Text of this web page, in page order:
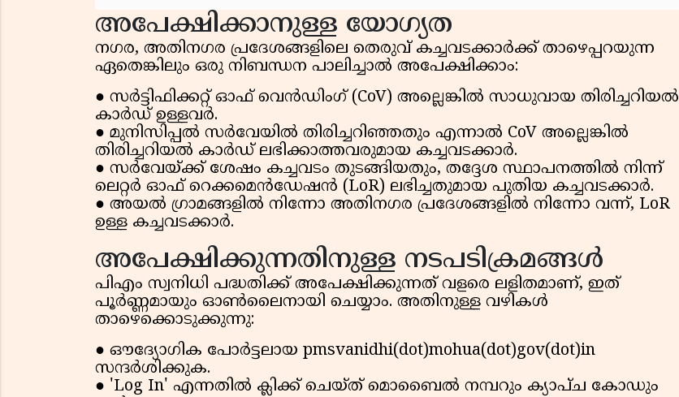
അപേക്ഷിക്കാനുള്ള യോഗ്യത
നഗര, അതിനഗര പ്രദേശങ്ങളിലെ തെരുവ് കച്ചവടക്കാർക്ക് താഴെപ്പറയുന്ന
ഏതെങ്കിലും ഒരു നിബന്ധന പാലിച്ചാൽ അപേക്ഷിക്കാം:
● സർട്ടിഫിക്കറ്റ് ഓഫ് വെൻഡിംഗ് (CoV) അല്ലെങ്കിൽ സാധുവായ തിരിച്ചറിയൽ
കാർഡ് ഉള്ളവർ.
● മുനിസിപ്പൽ സർവേയിൽ തിരിച്ചറിഞ്ഞതും എന്നാൽ CoV അല്ലെങ്കിൽ
തിരിച്ചറിയൽ കാർഡ് ലഭിക്കാത്തവരുമായ കച്ചവടക്കാർ.
● സർവേയ്ക്ക് ശേഷം കച്ചവടം തുടങ്ങിയതും, തദ്ദേശ സ്ഥാപനത്തിൽ നിന്ന്
ലെറ്റർ ഓഫ് റെക്കമെൻഡേഷൻ (LoR) ലഭിച്ചതുമായ പുതിയ കച്ചവടക്കാർ.
● അയൽ ഗ്രാമങ്ങളിൽ നിന്നോ അതിനഗര പ്രദേശങ്ങളിൽ നിന്നോ വന്ന്, LoR
ഉള്ള കച്ചവടക്കാർ.
അപേക്ഷിക്കുന്നതിനുള്ള നടപടിക്രമങ്ങൾ
പിഎം സ്വനിധി പദ്ധതിക്ക് അപേക്ഷിക്കുന്നത് വളരെ ലളിതമാണ്, ഇത്
പൂർണ്ണമായും ഓൺലൈനായി ചെയ്യാം. അതിനുള്ള വഴികൾ
താഴെക്കൊടുക്കുന്നു:
● ഔദ്യോഗിക പോർട്ടലായ pmsvanidhi(dot)mohua(dot)gov(dot)in
സന്ദർശിക്കുക.
● 'Log In' എന്നതിൽ ക്ലിക്ക് ചെയ്ത് മൊബൈൽ നമ്പറും ക്യാപ്‌ച കോഡും